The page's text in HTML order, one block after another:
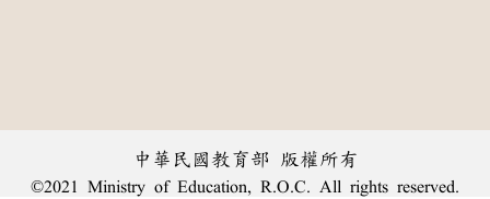
中華民國教育部 版權所有
©2021 Ministry of Education, R.O.C. All rights reserved.